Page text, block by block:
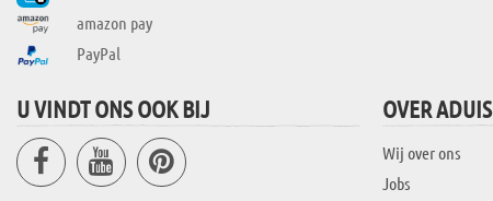
amazon pay
PayPal
U VINDT ONS OOK BIJ OVER ADUIS
Wij over ons
Jobs